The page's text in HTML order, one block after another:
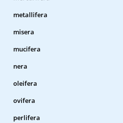
metallifera
misera
mucifera
nera
oleifera
ovifera
perlifera